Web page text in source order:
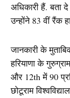
अधिकारी हैं. बता
उन्होंने 83 वीं रैंक
जानकारी के
हरियाणा के
और 12th में 90
छोटूराम